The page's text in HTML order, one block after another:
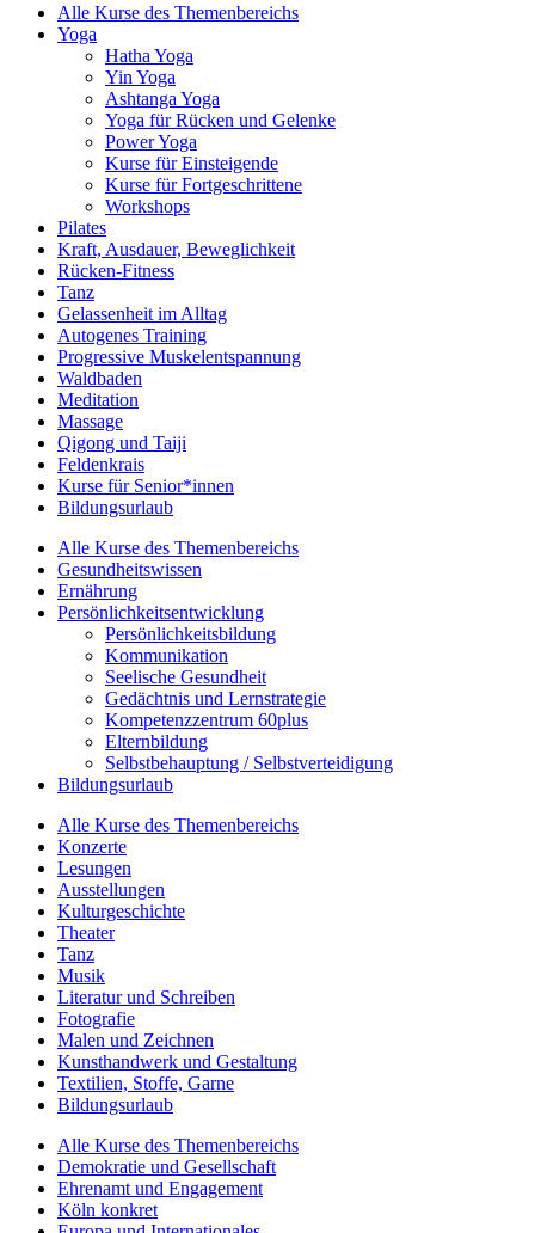
Alle Kurse des Themenbereichs
Yoga
Hatha Yoga
Yin Yoga
Ashtanga Yoga
Yoga für Rücken und Gelenke
Power Yoga
Kurse für Einsteigende
Kurse für Fortgeschrittene
Workshops
Pilates
Kraft, Ausdauer, Beweglichkeit
Rücken-Fitness
Tanz
Gelassenheit im Alltag
Autogenes Training
Progressive Muskelentspannung
Waldbaden
Meditation
Massage
Qigong und Taiji
Feldenkrais
Kurse für Senior*innen
Bildungsurlaub
Alle Kurse des Themenbereichs
Gesundheitswissen
Ernährung
Persönlichkeitsentwicklung
Persönlichkeitsbildung
Kommunikation
Seelische Gesundheit
Gedächtnis und Lernstrategie
Kompetenzzentrum 60plus
Elternbildung
Selbstbehauptung / Selbstverteidigung
Bildungsurlaub
Alle Kurse des Themenbereichs
Konzerte
Lesungen
Ausstellungen
Kulturgeschichte
Theater
Tanz
Musik
Literatur und Schreiben
Fotografie
Malen und Zeichnen
Kunsthandwerk und Gestaltung
Textilien, Stoffe, Garne
Bildungsurlaub
Alle Kurse des Themenbereichs
Demokratie und Gesellschaft
Ehrenamt und Engagement
Köln konkret